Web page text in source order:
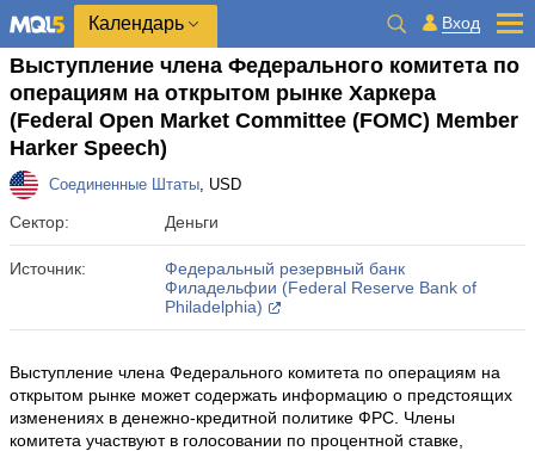
Календарь Вход
Выступление члена Федерального комитета по
операциям на открытом рынке Харкера
(Federal Open Market Committee (FOMC) Member
Harker Speech)
Соединенные Штаты, USD
Сектор: Деньги
Источник:
Федеральный резервный банк
Филадельфии (Federal Reserve Bank of
Philadelphia)
Выступление члена Федерального комитета по операциям на
открытом рынке может содержать информацию о предстоящих
изменениях в денежно-кредитной политике ФРС. Члены
комитета участвуют в голосовании по процентной ставке,